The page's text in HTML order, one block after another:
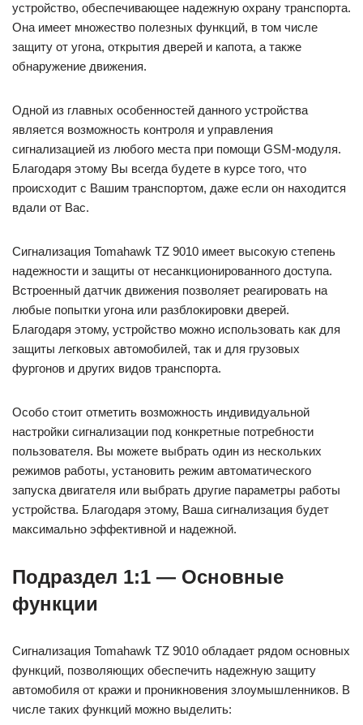
устройство, обеспечивающее надежную охрану транспорта.
Она имеет множество полезных функций, в том числе
защиту от угона, открытия дверей и капота, а также
обнаружение движения.
Одной из главных особенностей данного устройства
является возможность контроля и управления
сигнализацией из любого места при помощи GSM-модуля.
Благодаря этому Вы всегда будете в курсе того, что
происходит с Вашим транспортом, даже если он находится
вдали от Вас.
Сигнализация Tomahawk TZ 9010 имеет высокую степень
надежности и защиты от несанкционированного доступа.
Встроенный датчик движения позволяет реагировать на
любые попытки угона или разблокировки дверей.
Благодаря этому, устройство можно использовать как для
защиты легковых автомобилей, так и для грузовых
фургонов и других видов транспорта.
Особо стоит отметить возможность индивидуальной
настройки сигнализации под конкретные потребности
пользователя. Вы можете выбрать один из нескольких
режимов работы, установить режим автоматического
запуска двигателя или выбрать другие параметры работы
устройства. Благодаря этому, Ваша сигнализация будет
максимально эффективной и надежной.
Подраздел 1:1 — Основные
функции
Сигнализация Tomahawk TZ 9010 обладает рядом основных
функций, позволяющих обеспечить надежную защиту
автомобиля от кражи и проникновения злоумышленников. В
числе таких функций можно выделить: